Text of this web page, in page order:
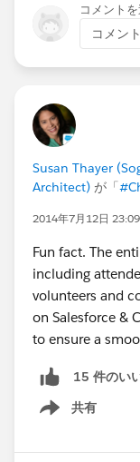
コメント
コメン
Susan Thayer
Architect) が「
2014年7月12日 23:09
Fun fact. The
including
volunteers and
on Salesforce &
to ensure a
15 件のい
共有
Show menu